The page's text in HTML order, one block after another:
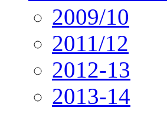
2009/10
2011/12
2012-13
2013-14